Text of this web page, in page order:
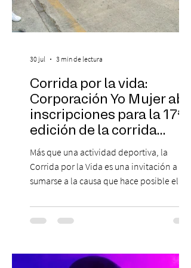
Corrida por la vida:
Corporación Yo Mujer abre
inscripciones para la 17ª
edición de la corrida
solidaria
Más que una actividad deportiva, la
Corrida por la Vida es una invitación a
sumarse a la causa que hace posible el
desarrolla durante todo el año: brindar
orientación, contención y apoyo
experiencia del cáncer de mama y a sus
30 jul 3 min de lectura